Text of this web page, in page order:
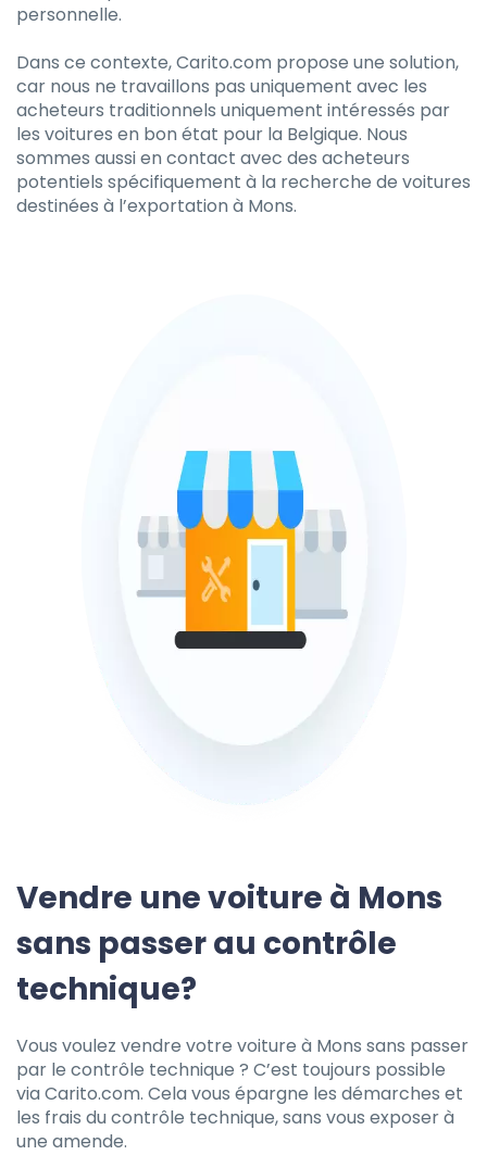
personnelle.
Dans ce contexte, Carito.com propose une solution,
car nous ne travaillons pas uniquement avec les
acheteurs traditionnels uniquement intéressés par
les voitures en bon état pour la Belgique. Nous
sommes aussi en contact avec des acheteurs
potentiels spécifiquement à la recherche de voitures
destinées à l’exportation à Mons.
Vendre une voiture à Mons
sans passer au contrôle
technique?
Vous voulez vendre votre voiture à Mons sans passer
par le contrôle technique ? C’est toujours possible
via Carito.com. Cela vous épargne les démarches et
les frais du contrôle technique, sans vous exposer à
une amende.